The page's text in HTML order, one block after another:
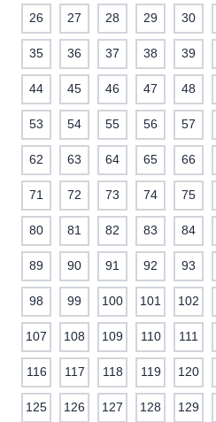
26 27 28 29 30
35 36 37 38 39
44 45 46 47 48
53 54 55 56 57
62 63 64 65 66
71 72 73 74 75
80 81 82 83 84
89 90 91 92 93
98 99 100 101 102
107 108 109 110 111
116 117 118 119 120
125 126 127 128 129